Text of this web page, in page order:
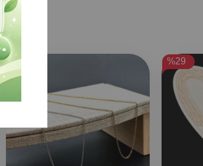
%29
%21